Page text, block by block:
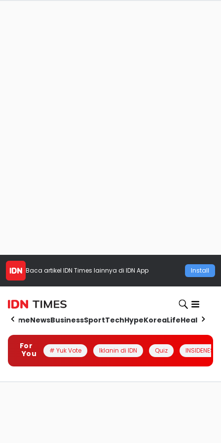
Baca artikel IDN Times lainnya di IDN App Install
HomeNewsBusinessSportTechHypeKoreaLifeHealth
For
You
# Yuk Vote Iklanin di IDN Quiz INSIDENESIA